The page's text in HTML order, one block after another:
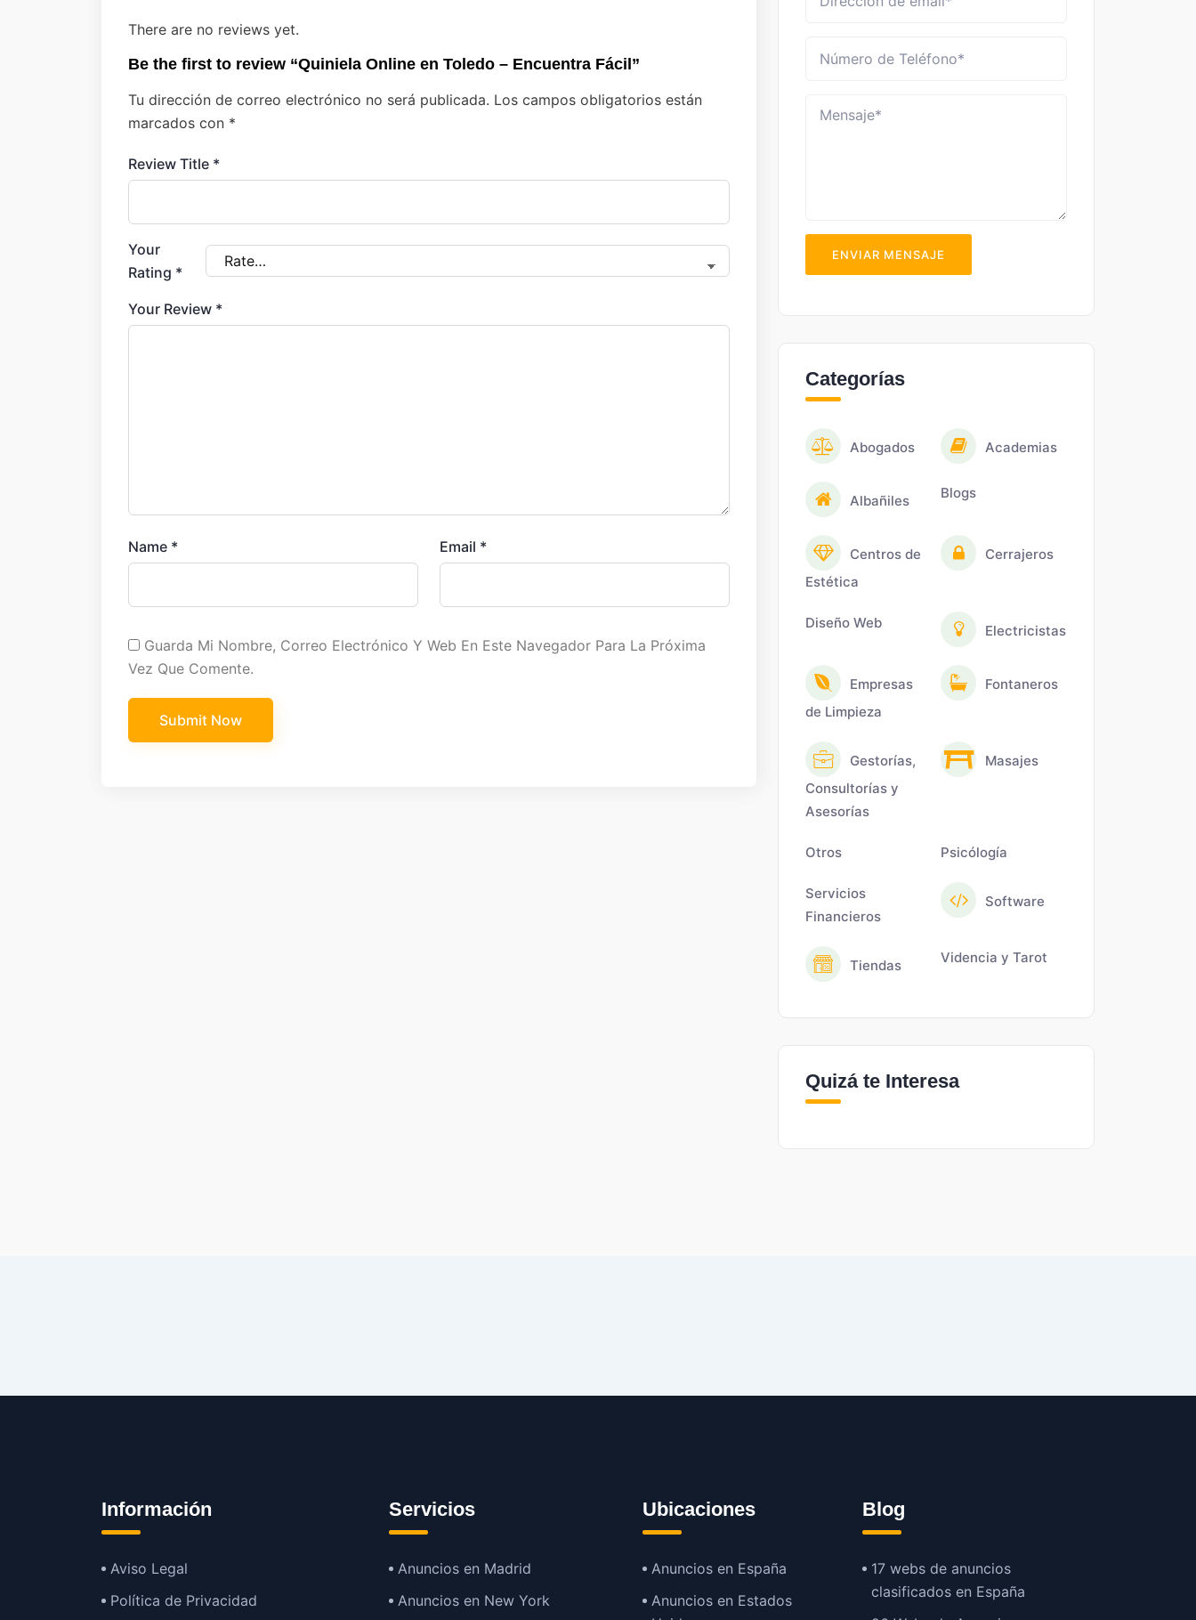
There are no reviews yet.
Be the first to review “Quiniela Online en Toledo – Encuentra Fácil”
Tu dirección de correo electrónico no será publicada. Los campos obligatorios están
marcados con *
Review Title *
Your
Rating *
Your Review *
Name * Email *
Guarda Mi Nombre, Correo Electrónico Y Web En Este Navegador Para La Próxima
Vez Que Comente.
ENVIAR MENSAJE
Categorías
Abogados Academias
Albañiles Blogs
Centros de
Estética
Cerrajeros
Diseño Web Electricistas
Empresas
de Limpieza
Fontaneros
Gestorías,
Consultorías y
Asesorías
Masajes
Otros Psicólogía
Servicios
Financieros
Software
Tiendas Videncia y Tarot
Quizá te Interesa
Información
Aviso Legal
Política de Privacidad
Servicios
Anuncios en Madrid
Anuncios en New York
Ubicaciones
Anuncios en España
Anuncios en Estados
Blog
17 webs de anuncios
clasificados en España